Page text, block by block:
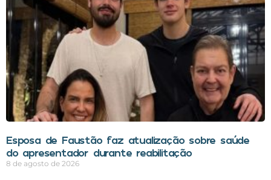
Esposa de Faustão faz atualização sobre saúde
do apresentador durante reabilitação
8 de agosto de 2026